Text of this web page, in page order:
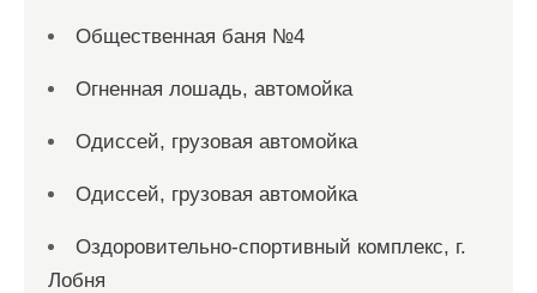
Общественная баня №4
Огненная лошадь, автомойка
Одиссей, грузовая автомойка
Одиссей, грузовая автомойка
Оздоровительно-спортивный комплекс, г.
Лобня